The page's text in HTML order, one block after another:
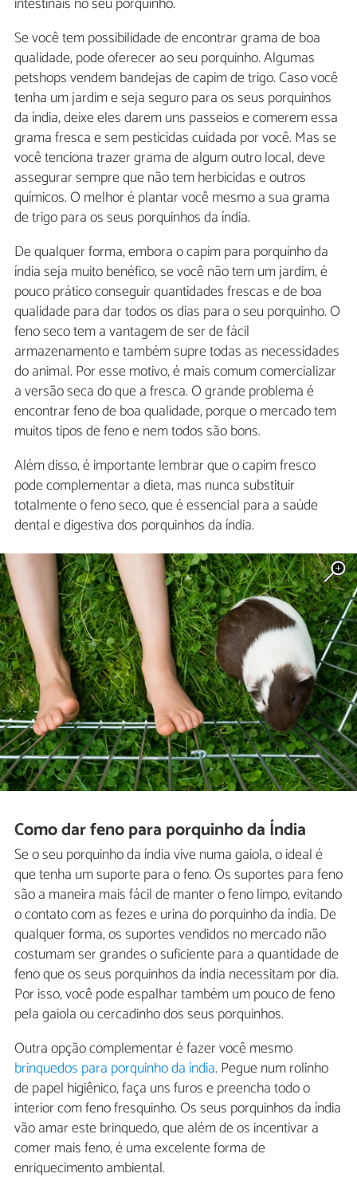
Se você tem possibilidade de encontrar grama de boa
qualidade, pode oferecer ao seu porquinho. Algumas
petshops vendem bandejas de capim de trigo. Caso você
tenha um jardim e seja seguro para os seus porquinhos
da índia, deixe eles darem uns passeios e comerem essa
grama fresca e sem pesticidas cuidada por você. Mas se
você tenciona trazer grama de algum outro local, deve
assegurar sempre que não tem herbicidas e outros
químicos. O melhor é plantar você mesmo a sua grama
de trigo para os seus porquinhos da índia.
De qualquer forma, embora o capim para porquinho da
índia seja muito benéfico, se você não tem um jardim, é
pouco prático conseguir quantidades frescas e de boa
qualidade para dar todos os dias para o seu porquinho. O
feno seco tem a vantagem de ser de fácil
armazenamento e também supre todas as necessidades
do animal. Por esse motivo, é mais comum comercializar
a versão seca do que a fresca. O grande problema é
encontrar feno de boa qualidade, porque o mercado tem
muitos tipos de feno e nem todos são bons.
Além disso, é importante lembrar que o capim fresco
pode complementar a dieta, mas nunca substituir
totalmente o feno seco, que é essencial para a saúde
dental e digestiva dos porquinhos da índia.
Como dar feno para porquinho da Índia
Se o seu porquinho da índia vive numa gaiola, o ideal é
que tenha um suporte para o feno. Os suportes para feno
são a maneira mais fácil de manter o feno limpo, evitando
o contato com as fezes e urina do porquinho da índia. De
qualquer forma, os suportes vendidos no mercado não
costumam ser grandes o suficiente para a quantidade de
feno que os seus porquinhos da índia necessitam por dia.
Por isso, você pode espalhar também um pouco de feno
pela gaiola ou cercadinho dos seus porquinhos.
Outra opção complementar é fazer você mesmo
brinquedos para porquinho da índia. Pegue num rolinho
de papel higiênico, faça uns furos e preencha todo o
interior com feno fresquinho. Os seus porquinhos da índia
vão amar este brinquedo, que além de os incentivar a
comer mais feno, é uma excelente forma de
enriquecimento ambiental.